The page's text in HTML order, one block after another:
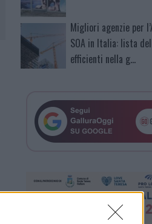
Migliori agenzie per
SOA in Italia: lista
efficienti nella g…